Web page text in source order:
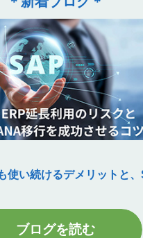
使い続けるデメリットと
ブログを読む